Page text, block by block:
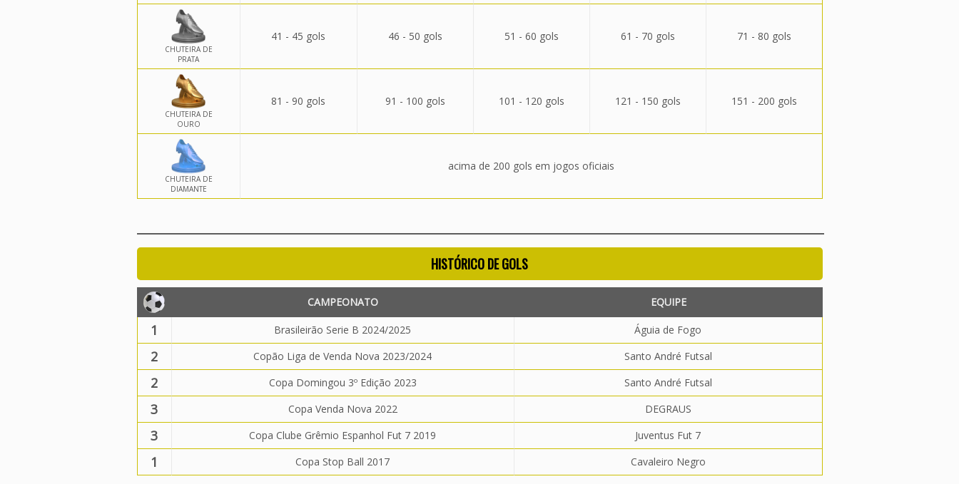
CHUTEIRA DE
PRATA
41 - 45 gols 46 - 50 gols 51 - 60 gols 61 - 70 gols 71 - 80 gols
CHUTEIRA DE
OURO
81 - 90 gols 91 - 100 gols 101 - 120 gols 121 - 150 gols 151 - 200 gols
CHUTEIRA DE
DIAMANTE
acima de 200 gols em jogos oficiais
HISTÓRICO DE GOLS
CAMPEONATO EQUIPE
1 Brasileirão Serie B 2024/2025 Águia de Fogo
2 Copão Liga de Venda Nova 2023/2024 Santo André Futsal
2 Copa Domingou 3º Edição 2023 Santo André Futsal
3 Copa Venda Nova 2022 DEGRAUS
3 Copa Clube Grêmio Espanhol Fut 7 2019 Juventus Fut 7
1 Copa Stop Ball 2017 Cavaleiro Negro